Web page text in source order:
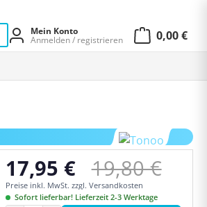
Mein Konto
Anmelden / registrieren
0,00 €
Verkaufspreis:
17,95 € Regulärer
19,80 €
Preise inkl. MwSt. zzgl. Versandkosten
Sofort lieferbar! Lieferzeit 2-3 Werktage